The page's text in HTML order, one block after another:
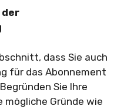
der
dass Sie auch
für das Abonnement
Sie Ihre
mögliche Gründe wie